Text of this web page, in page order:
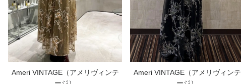
Ameri VINTAGE（アメリヴィンテ
Ameri VINTAGE（アメリヴィンテ